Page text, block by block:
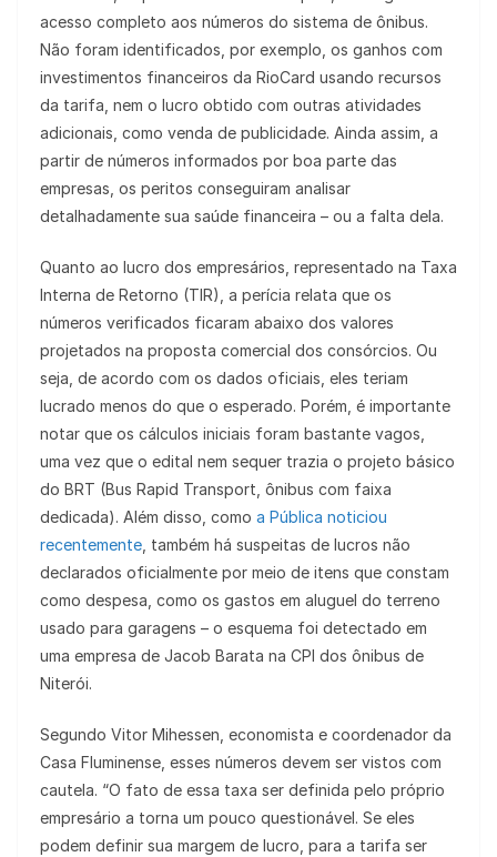
acesso completo aos números do sistema de ônibus.
Não foram identificados, por exemplo, os ganhos com
investimentos financeiros da RioCard usando recursos
da tarifa, nem o lucro obtido com outras atividades
adicionais, como venda de publicidade. Ainda assim, a
partir de números informados por boa parte das
empresas, os peritos conseguiram analisar
detalhadamente sua saúde financeira – ou a falta dela.
Quanto ao lucro dos empresários, representado na Taxa
Interna de Retorno (TIR), a perícia relata que os
números verificados ficaram abaixo dos valores
projetados na proposta comercial dos consórcios. Ou
seja, de acordo com os dados oficiais, eles teriam
lucrado menos do que o esperado. Porém, é importante
notar que os cálculos iniciais foram bastante vagos,
uma vez que o edital nem sequer trazia o projeto básico
do BRT (Bus Rapid Transport, ônibus com faixa
dedicada). Além disso, como a Pública noticiou
recentemente , também há suspeitas de lucros não
declarados oficialmente por meio de itens que constam
como despesa, como os gastos em aluguel do terreno
usado para garagens – o esquema foi detectado em
uma empresa de Jacob Barata na CPI dos ônibus de
Niterói.
Segundo Vitor Mihessen, economista e coordenador da
Casa Fluminense, esses números devem ser vistos com
cautela. “O fato de essa taxa ser definida pelo próprio
empresário a torna um pouco questionável. Se eles
podem definir sua margem de lucro, para a tarifa ser